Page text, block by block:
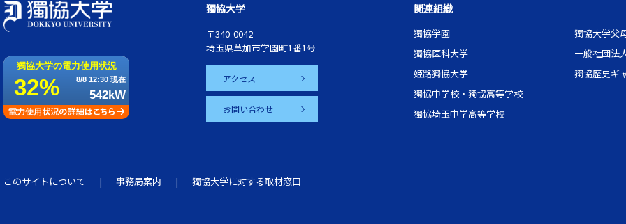
獨協大学
〒340-0042
埼玉県草加市学園町1番1号
アクセス
お問い合わせ
関連組織
獨協学園
獨協医科大学
姫路獨協大学
獨協中学校・獨協高等学校
獨協埼玉中学高等学校
獨協大学父
一般社団法
獨協歴史ギ
このサイトについて 事務局案内 獨協大学に対する取材窓口